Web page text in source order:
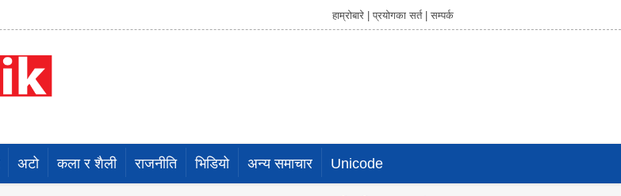
हाम्रोबारे | प्रयोगका सर्त | सम्पर्क
अटो कला र शैली राजनीति भिडियो अन्य समाचार Unicode